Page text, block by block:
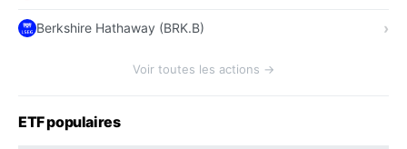
Berkshire Hathaway (BRK.B)
Voir toutes les actions →
ETF populaires